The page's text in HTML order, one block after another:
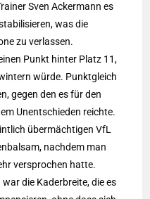
Sven Ackermann es
was die
zu verlassen.
Punkt hinter Platz 11,
würde. Punktgleich
gegen den es für den
Unentschieden reichte.
übermächtigen VfL
nachdem man
versprochen hatte.
die Kaderbreite, die es